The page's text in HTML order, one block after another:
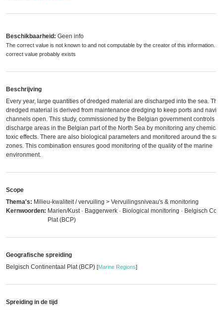
Beschikbaarheid: Geen info
The correct value is not known to and not computable by the creator of this information.
correct value probably exists
Beschrijving
Every year, large quantities of dredged material are discharged into the sea. The
dredged material is derived from maintenance dredging to keep ports and
channels open. This study, commissioned by the Belgian government controls
discharge areas in the Belgian part of the North Sea by monitoring any chemical
toxic effects. There are also biological parameters and monitored around the
zones. This combination ensures good monitoring of the quality of the marine
environment.
Scope
Thema's: Milieu-kwaliteit / vervuiling > Vervuilingsniveau's & monitoring
Kernwoorden: Marien/Kust · Baggerwerk · Biological monitoring · Belgisch
Plat (BCP)
Geografische spreiding
Belgisch Continentaal Plat (BCP) [Marine Regions]
Spreiding in de tijd